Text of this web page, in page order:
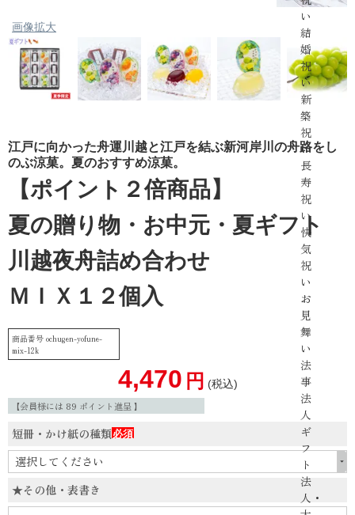
い
結
婚
祝
い
新
築
祝
い
長
寿
祝
い
快
気
祝
い
お
見
舞
い
法
事
法
人
ギ
フ
ト
法
人・
画像拡大
江戸に向かった舟運川越と江戸を結ぶ新河岸川の舟路をし
のぶ涼菓。夏のおすすめ涼菓。
【ポイント２倍商品】
夏の贈り物・お中元・夏ギフト
川越夜舟詰め合わせ
ＭＩＸ１２個入
商品番号 ochugen-yofune-
mix-12k
4,470
税込
【会員様には 89 ポイント進呈 】
短冊・かけ紙の種類
(必
★その他・表書き